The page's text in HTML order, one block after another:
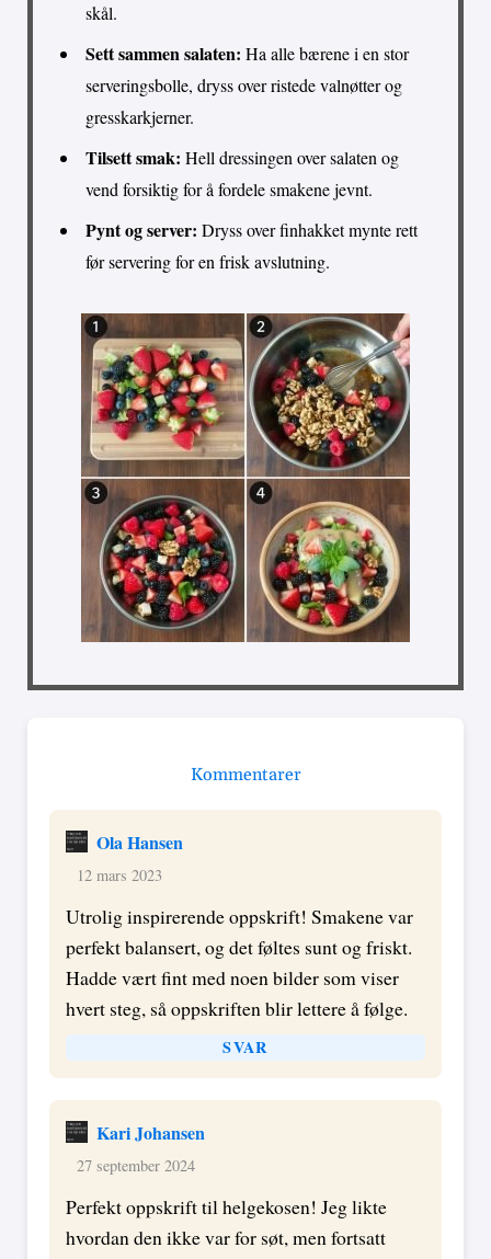
skål.
Sett sammen salaten: Ha alle bærene i en stor
serveringsbolle, dryss over ristede valnøtter og
gresskarkjerner.
Tilsett smak: Hell dressingen over salaten og
vend forsiktig for å fordele smakene jevnt.
Pynt og server: Dryss over finhakket mynte rett
før servering for en frisk avslutning.
Kommentarer
Ola Hansen
12 mars 2023
Utrolig inspirerende oppskrift! Smakene var
perfekt balansert, og det føltes sunt og friskt.
Hadde vært fint med noen bilder som viser
hvert steg, så oppskriften blir lettere å følge.
SVAR
Kari Johansen
27 september 2024
Perfekt oppskrift til helgekosen! Jeg likte
hvordan den ikke var for søt, men fortsatt